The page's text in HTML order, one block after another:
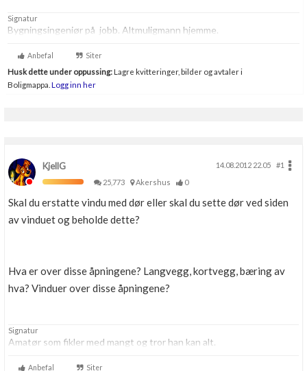
Signatur
Bygningsingeniør på jobb. Altmuligmann hjemme.
Anbefal Siter
Husk dette under oppussing:Lagre kvitteringer, bilder og avtaler i
Boligmappa. Logg inn her
KjellG 14.08.2012 22.05
#1
25,773
Akershus 0
Skal du erstatte vindu med dør eller skal du sette dør ved siden
av vinduet og beholde dette?
Hva er over disse åpningene? Langvegg, kortvegg, bæring av
hva? Vinduer over disse åpningene?
Signatur
Amatør som fikler med mangt og tror han kan alt.
Anbefal Siter